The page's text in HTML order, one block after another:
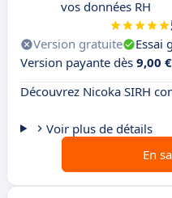
vos données RH
Version gratuite Essai
Version payante dès 9,00
Découvrez Nicoka SIRH
Voir plus de détails
En